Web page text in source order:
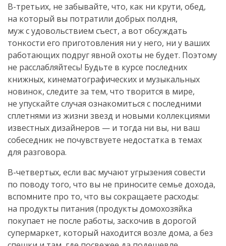
В-третьих, не забывайте, что, как ни крути, обед,
на который вы потратили добрых полдня,
муж с удовольствием съест, а вот обсуждать
тонкости его приготовления ни у него, ни у ваших
работающих подруг явной охоты не будет. Поэтому
не расслабляйтесь! Будьте в курсе последних
книжных, кинематографических и музыкальных
новинок, следите за тем, что творится в мире,
не упускайте случая ознакомиться с последними
сплетнями из жизни звезд и новыми коллекциями
известных дизайнеров — и тогда ни вы, ни ваш
собеседник не почувствуете недостатка в темах
для разговора.
В-четвертых, если вас мучают угрызения совести
по поводу того, что вы не приносите семье дохода,
вспомните про то, что вы сокращаете расходы:
на продукты питания (продукты домохозяйка
покупает не после работы, заскочив в дорогой
супермаркет, который находится возле дома, а без